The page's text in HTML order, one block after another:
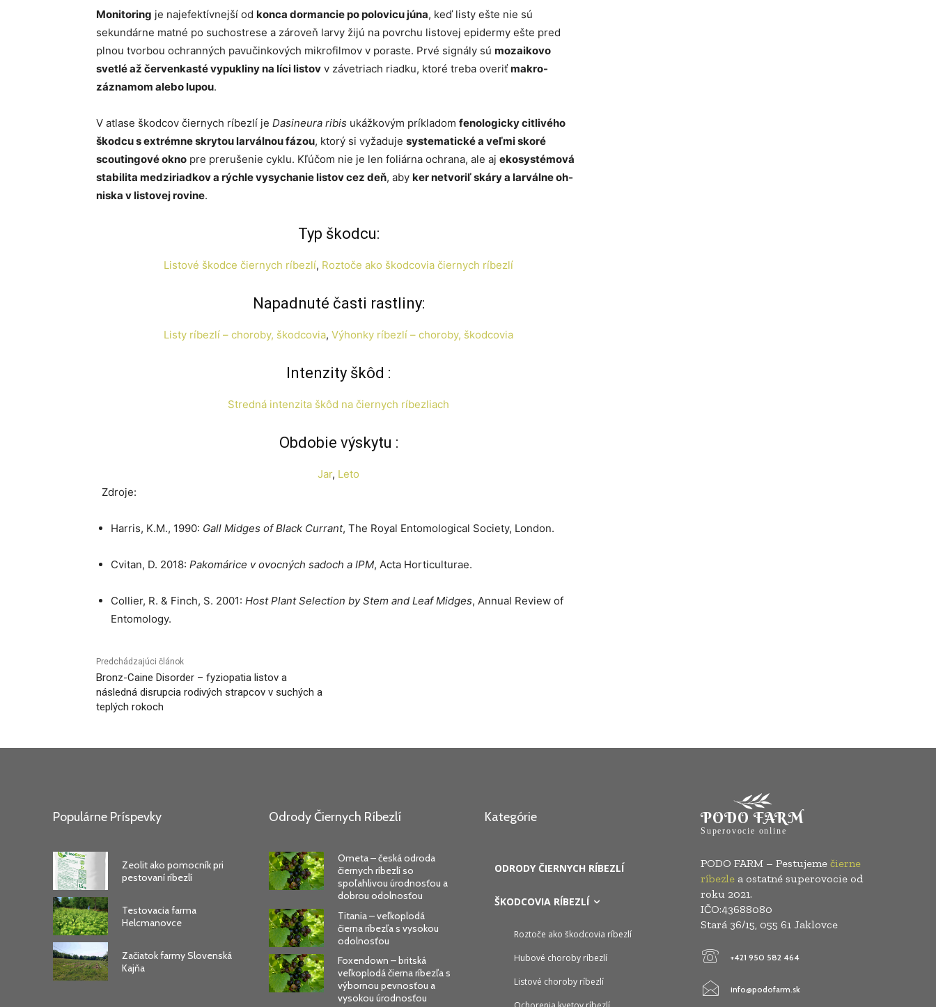
Monitoring je najefektívnejší od konca dormancie po polovicu júna, keď listy ešte nie sú
sekundárne matné po suchostrese a zároveň larvy žijú na povrchu listovej epidermy ešte pred
plnou tvorbou ochranných pavučinkových mikrofilmov v poraste. Prvé signály sú mozaikovo
svetlé až červenkasté vypukliny na líci listov v závetriach riadku, ktoré treba overiť makro-
záznamom alebo lupou.
V atlase škodcov čiernych ríbezlí je Dasineura ribis ukážkovým príkladom fenologicky citlivého
škodcu s extrémne skrytou larválnou fázou, ktorý si vyžaduje systematické a veľmi skoré
scoutingové okno pre prerušenie cyklu. Kľúčom nie je len foliárna ochrana, ale aj ekosystémová
stabilita medziriadkov a rýchle vysychanie listov cez deň, aby ker netvoriľ skáry a larválne oh­
nis­ka v listovej rov­ine.
Typ škodcu:
Listové škodce čiernych ríbezlí, Roztoče ako škodcovia čiernych ríbezlí
Napadnuté časti rastliny:
Listy ríbezlí – choroby, škodcovia, Výhonky ríbezlí – choroby, škodcovia
Intenzity škôd :
Stredná intenzita škôd na čiernych ríbezliach
Obdobie výskytu :
Jar, Leto
Zdroje:
Harris, K.M., 1990: Gall Midges of Black Currant, The Royal Entomological Society, London.
Cvitan, D. 2018: Pakomárice v ovocných sadoch a IPM, Acta Horticulturae.
Collier, R. & Finch, S. 2001: Host Plant Selection by Stem and Leaf Midges, Annual Review of
Entomology.
Predchádzajúci článok
Bronz-Caine Disorder – fyziopatia listov a
následná disrupcia rodivých strapcov v suchých a
teplých rokoch
Populárne Príspevky
Zeolit ako pomocník pri
pestovaní ríbezlí
Testovacia farma
Helcmanovce
Začiatok farmy Slovenská
Kajňa
Odrody Čiernych Ríbezlí
Ometa – česká odroda
čiernych ríbezlí so
spoľahlivou úrodnosťou a
dobrou odolnosťou
Titania – veľkoplodá
čierna ríbezľa s vysokou
odolnosťou
Foxendown – britská
veľkoplodá čierna ríbezľa s
výbornou pevnosťou a
vysokou úrodnosťou
Kategórie
ODRODY ČIERNYCH RÍBEZLÍ
ŠKODCOVIA RÍBEZLÍ
Roztoče ako škodcovia ríbezlí
Hubové choroby ríbezlí
Listové choroby ríbezlí
PODO FARM
Superovocie online
PODO FARM – Pestujeme čierne
ríbezle a ostatné superovocie od
roku 2021.
IČO:43688080
Stará 36/15, 055 61 Jaklovce
+421 950 582 464
info@podofarm.sk